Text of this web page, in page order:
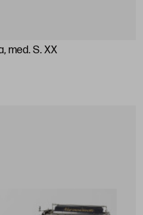
med. S. XX